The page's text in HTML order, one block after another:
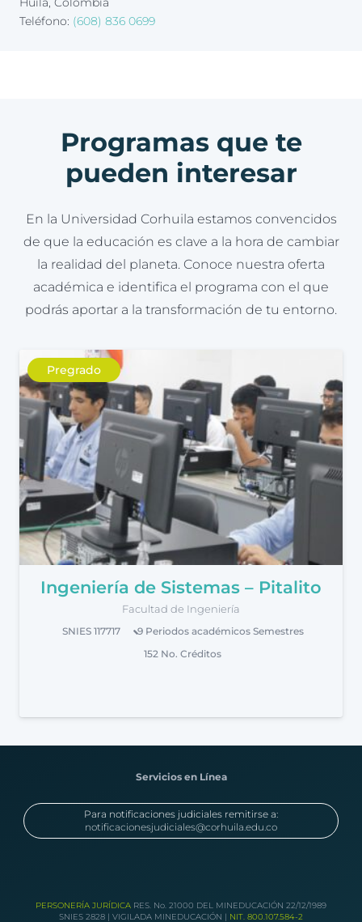
Teléfono: (608) 836 0699
Programas que te
pueden interesar
En la Universidad Corhuila estamos convencidos
de que la educación es clave a la hora de cambiar
la realidad del planeta. Conoce nuestra oferta
académica e identifica el programa con el que
podrás aportar a la transformación de tu entorno.
Pregrado
Ingeniería de Sistemas – Pitalito
Facultad de Ingeniería
SNIES 117717 9 Periodos académicosSemestres
152 No. Créditos
Servicios en Línea
Para notificaciones judiciales remitirse a:
notificacionesjudiciales@corhuila.edu.co
PERSONERÍA JURÍDICA RES. No. 21000 DEL MINEDUCACIÓN 22/12/1989
SNIES 2828 | VIGILADA MINEDUCACIÓN | NIT. 800.107.584-2